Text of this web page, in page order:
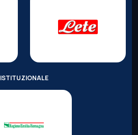
ISTITUZIONALE